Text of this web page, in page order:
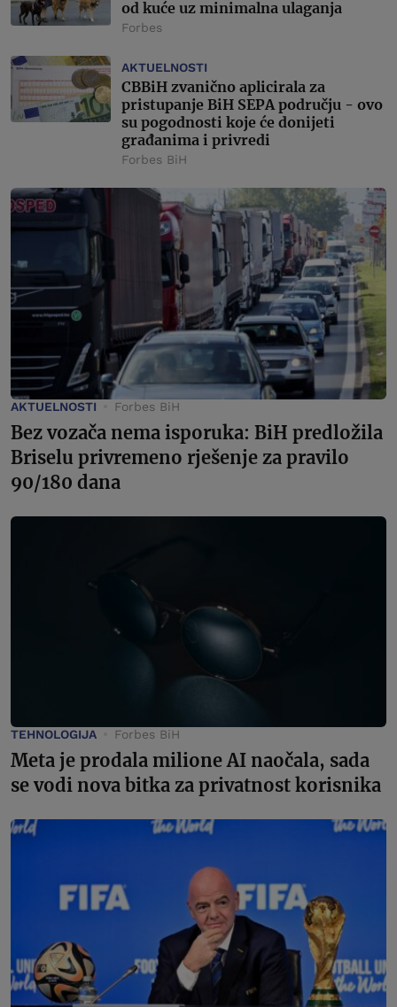
od kuće uz minimalna ulaganja
Forbes
AKTUELNOSTI
CBBiH zvanično aplicirala za
pristupanje BiH SEPA području - ovo
su pogodnosti koje će donijeti
građanima i privredi
Forbes BiH
AKTUELNOSTI Forbes BiH
Bez vozača nema isporuka: BiH predložila
Briselu privremeno rješenje za pravilo
90/180 dana
TEHNOLOGIJA Forbes BiH
Meta je prodala milione AI naočala, sada
se vodi nova bitka za privatnost korisnika